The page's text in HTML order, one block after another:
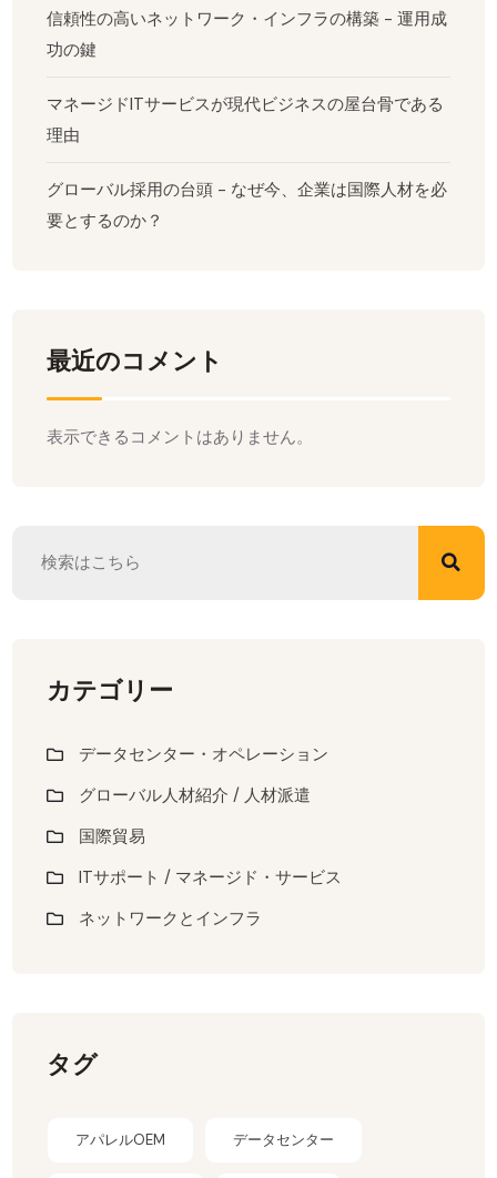
信頼性の高いネットワーク・インフラの構築 - 運用成
功の鍵
マネージドITサービスが現代ビジネスの屋台骨である
理由
グローバル採用の台頭 - なぜ今、企業は国際人材を必
要とするのか？
最近のコメント
表示できるコメントはありません。
カテゴリー
データセンター・オペレーション
グローバル人材紹介 / 人材派遣
国際貿易
ITサポート / マネージド・サービス
ネットワークとインフラ
タグ
アパレルOEM データセンター